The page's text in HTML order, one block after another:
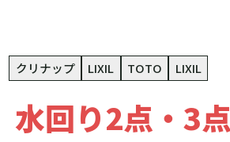
クリナップ LIXIL TOTO LIXIL
水回り2点・3